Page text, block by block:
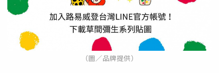
（圖／品牌提供）